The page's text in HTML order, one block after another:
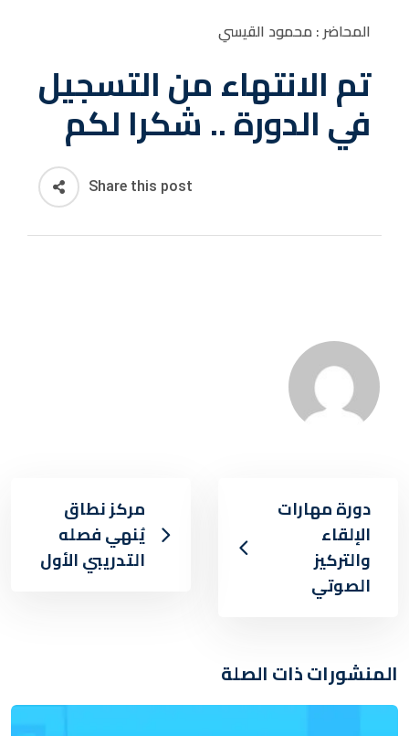
المحاضر : محمود القيسي
تم الانتهاء من التسجيل
في الدورة .. شكرا لكم
Share this post
دورة مهارات
الإلقاء
والتركيز
الصوتي
مركز نطاق
يُنهي فصله
التدريبي الأول
المنشورات ذات الصلة